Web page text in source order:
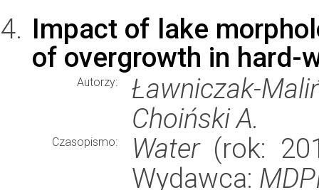
Impact of lake
of overgrowth in hard-
Autorzy:
Ławniczak-
Choiński A.
Czasopismo: Water(rok:
Wydawca: